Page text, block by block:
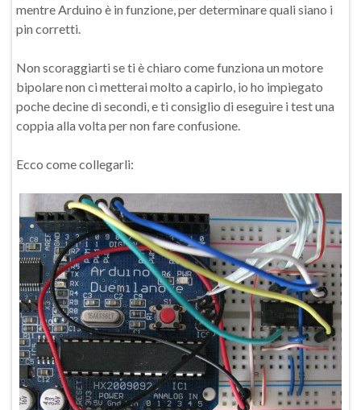
mentre Arduino è in funzione, per determinare quali siano i
pin corretti.
Non scoraggiarti se ti è chiaro come funziona un motore
bipolare non ci metterai molto a capirlo, io ho impiegato
poche decine di secondi, e ti consiglio di eseguire i test una
coppia alla volta per non fare confusione.
Ecco come collegarli: